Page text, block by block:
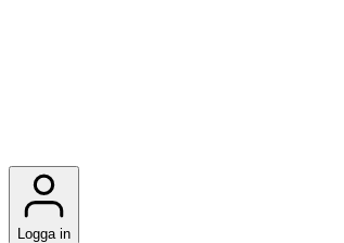
Logga in